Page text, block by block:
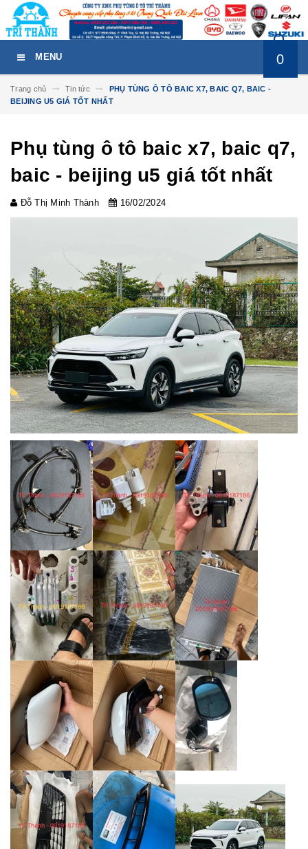
MENU 0
Trang chủ Tin tức
PHỤ TÙNG Ô TÔ BAIC X7, BAIC Q7, BAIC -
BEIJING U5 GIÁ TỐT NHẤT
Phụ tùng ô tô baic x7, baic q7,
baic - beijing u5 giá tốt nhất
Đỗ Thị Minh Thành 16/02/2024